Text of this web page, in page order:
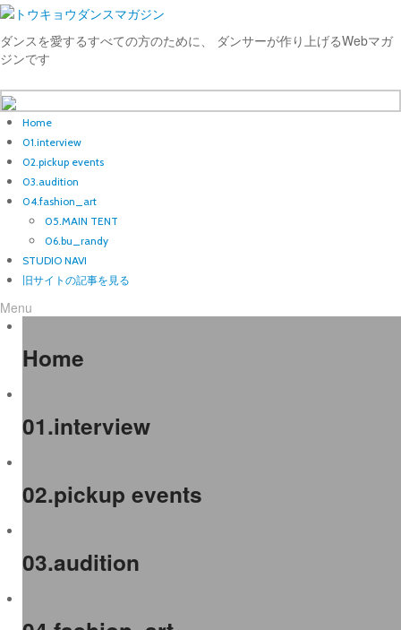
ダンスを愛するすべての方のために、 ダンサーが作り上げるWebマガ
ジンです
Home
01.interview
02.pickup events
03.audition
04.fashion_art
05.MAIN TENT
06.bu_randy
STUDIO NAVI
旧サイトの記事を見る
Menu
Home
01.interview
02.pickup events
03.audition